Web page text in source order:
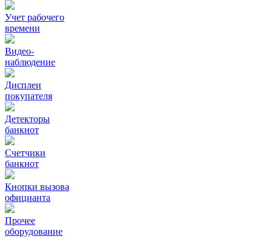
Учет рабочего
времени
Видео‑
наблюдение
Дисплеи
покупателя
Детекторы
банкнот
Счетчики
банкнот
Кнопки вызова
официанта
Прочее
оборудование